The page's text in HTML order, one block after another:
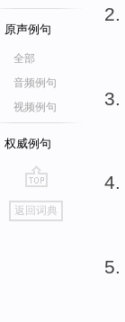
原声例句
全部
音频例句
视频例句
权威例句
go
top
返回词典